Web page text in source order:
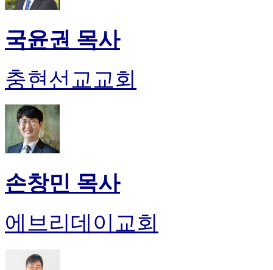
국윤권 목사
충현선교교회
손창민 목사
에브리데이교회